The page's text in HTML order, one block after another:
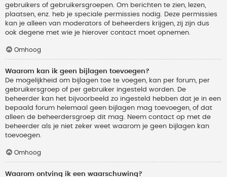
gebruikers of gebruikersgroepen. Om berichten te zien, lezen,
plaatsen, enz. heb je speciale permissies nodig. Deze permissies
kan je alleen van moderators of beheerders krijgen, zij zijn dus
ook degene met wie je hierover contact moet opnemen.
Omhoog
Waarom kan ik geen bijlagen toevoegen?
De mogelijkheid om bijlagen toe te voegen, kan per forum, per
gebruikersgroep of per gebruiker ingesteld worden. De
beheerder kan het bijvoorbeeld zo ingesteld hebben dat je in een
bepaald forum helemaal geen bijlagen mag toevoegen, of dat
alleen de beheerdersgroep dit mag. Neem contact op met de
beheerder als je niet zeker weet waarom je geen bijlagen kan
toevoegen.
Omhoog
Waarom ontving ik een waarschuwing?